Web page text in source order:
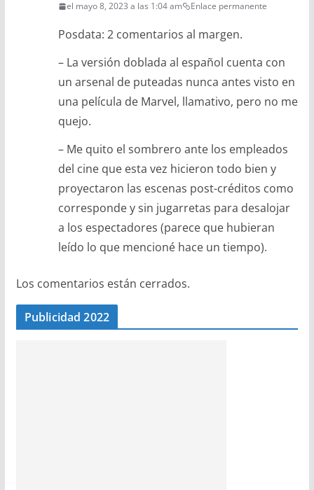
el mayo 8, 2023 a las 1:04 am Enlace permanente
Posdata: 2 comentarios al margen.
– La versión doblada al español cuenta con
un arsenal de puteadas nunca antes visto en
una película de Marvel, llamativo, pero no me
quejo.
– Me quito el sombrero ante los empleados
del cine que esta vez hicieron todo bien y
proyectaron las escenas post-créditos como
corresponde y sin jugarretas para desalojar
a los espectadores (parece que hubieran
leído lo que mencioné hace un tiempo).
Los comentarios están cerrados.
Publicidad 2022